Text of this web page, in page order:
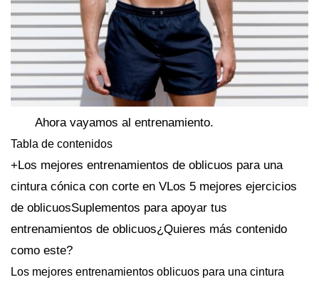
Ahora vayamos al entrenamiento.
Tabla de contenidos
+Los mejores entrenamientos de oblicuos para una
cintura cónica con corte en VLos 5 mejores ejercicios
de oblicuosSuplementos para apoyar tus
entrenamientos de oblicuos¿Quieres más contenido
como este?
Los mejores entrenamientos oblicuos para una cintura